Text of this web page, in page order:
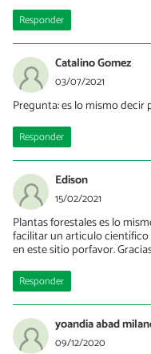
Responder
Catalino Gomez
03/07/2021
Pregunta: es lo mismo decir
Responder
Edison
15/02/2021
Plantas forestales es lo
facilitar un articulo
en este sitio porfavor.
Responder
yoandia abad
09/12/2020